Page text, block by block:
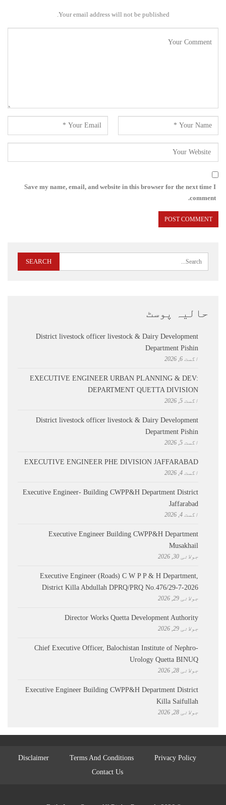
Your email address will not be published.
Save my name, email, and website in this browser for the next time I
comment.
حالیہ پوسٹ
District livestock officer livestock & Dairy Development
Department Pishin
اگست 6, 2026
EXECUTIVE ENGINEER URBAN PLANNING & DEV:
DEPARTMENT QUETTA DIVISION
اگست 5, 2026
District livestock officer livestock & Dairy Development
Department Pishin
اگست 5, 2026
EXECUTIVE ENGINEER PHE DIVISION JAFFARABAD
اگست 4, 2026
Executive Engineer- Building CWPP&H Department District
Jaffarabad
اگست 4, 2026
Executive Engineer Building CWPP&H Department
Musakhail
جولائی 30, 2026
Executive Engineer (Roads) C W P P & H Department,
District Killa Abdullah ​DPRQ/PRQ No.476/29-7-2026
جولائی 29, 2026
Director Works Quetta Development Authority
جولائی 29, 2026
Chief Executive Officer, Balochistan Institute of Nephro-
Urology Quetta BINUQ
جولائی 28, 2026
Executive Engineer Building CWPP&H Department District
Killa Saifullah
جولائی 28, 2026
Privacy Policy
Terms And Conditions
Disclaimer
Contact Us